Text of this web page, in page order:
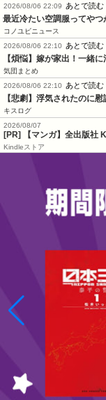
2026/08/06 22:09
あとで読む
最近冷たい空調服ってや
コノユビニュース
2026/08/06 22:10
あとで読む
【煩悩】嫁が家出！一緒
気団まとめ
2026/08/06 22:10
あとで読む
【悲劇】浮気されたのに
キスログ
2026/08/07
[PR] 【マンガ】全出版社
Kindleストア